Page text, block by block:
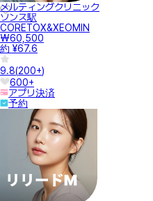
メルティングクリニック
ソンス駅
CORETOX&XEOMIN
₩60,500
約 ¥67.6
9.8(200+)
600+
アプリ決済
予約